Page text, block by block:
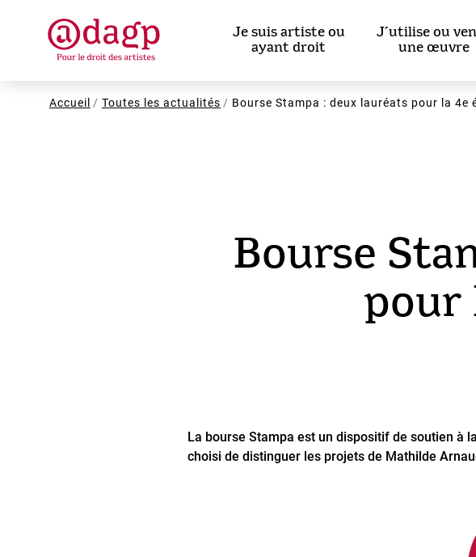
Je suis artiste ou
ayant droit
J’utilise ou
une œuvre
Fil
Accueil Toutes les actualités Bourse Stampa : deux lauréats pour la 4e
Bourse
pour
La bourse Stampa est un dispositif de soutien à
choisi de distinguer les projets de Mathilde